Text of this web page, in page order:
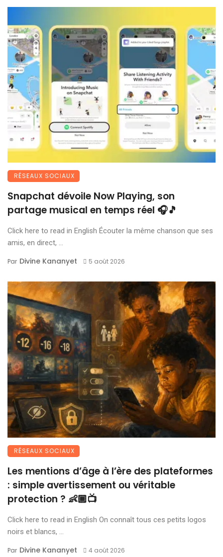
RÉSEAUX SOCIAUX
Snapchat dévoile Now Playing, son
partage musical en temps réel 🎧🎵
Click here to read in English Écouter la même chanson que ses
amis, en direct, ...
Par Divine Kananyet 5 août 2026
RÉSEAUX SOCIAUX
Les mentions d’âge à l’ère des plateformes
: simple avertissement ou véritable
protection ? 👶🏾📺
Click here to read in English On connaît tous ces petits logos
noirs et blancs, ...
Par Divine Kananyet 4 août 2026